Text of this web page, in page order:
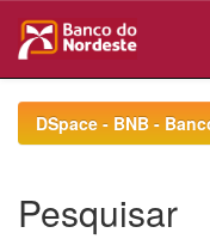
navigationDSpace - BNB -
Pesquisar